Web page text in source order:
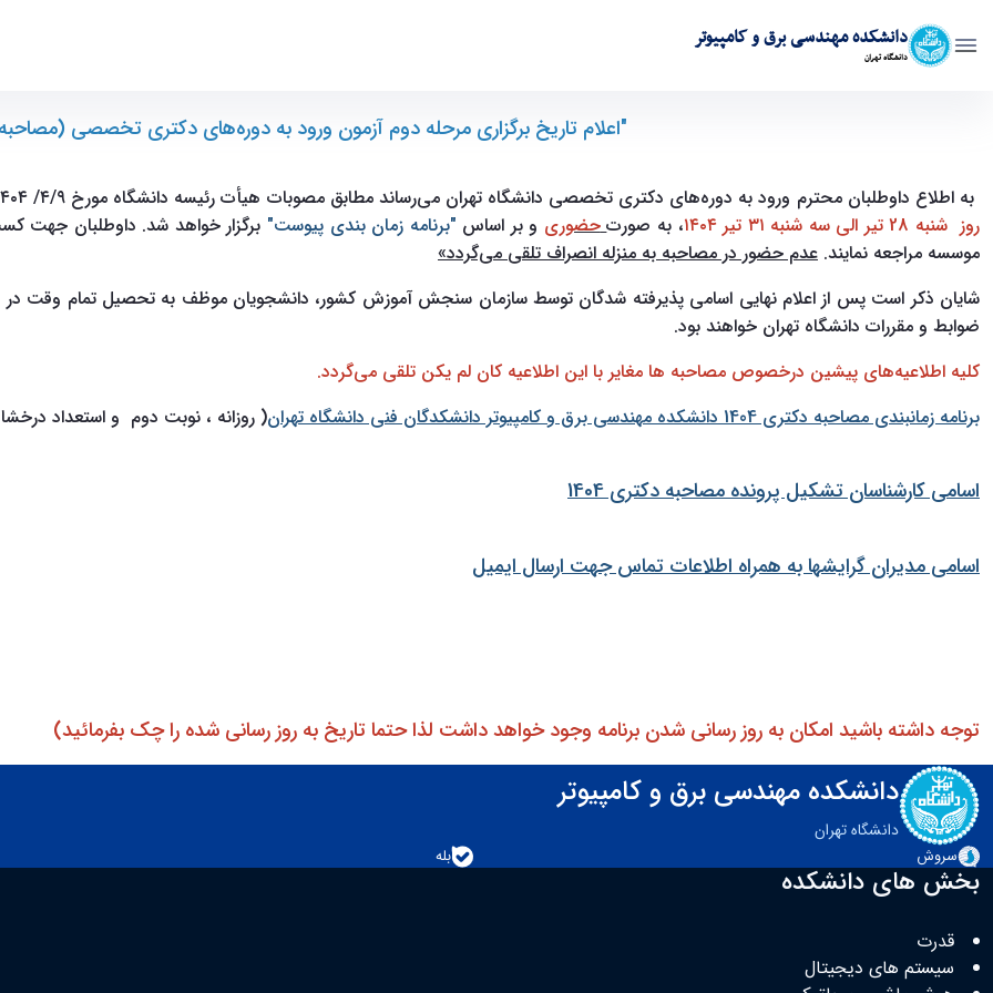
دانشکده مهندسی برق و کامپیوتر
دانشگاه تهران
"اعلام تاریخ برگزاری مرحله دوم آزمون ورود به دوره‌های دکتری تخصصی (مصاحبه) دانشگاه تهران" - ece- دانشکده مهندسی برق و کامپیوتر
"اعلام تاریخ برگزاری مرحله دوم آزمون ورود به دوره‌های دکتری تخصصی
به اطلاع داوطلبان محترم ورود به دوره‌های دکتری تخصصی دانشگاه تهران می‌رساند مطابق مصوبات هیأت رئیسه دانشگاه مورخ ۴/۹/ ۱۴۰۴، مرحله دوم آزمون (مصاحبه‌ها دانشکده مهندسی برق و کامپیوتر) از
روز شنبه 28 تیر الی سه شنبه ۳۱ تیر ۱۴۰۴ ، به صورت حضوری و بر اساس "برنامه زمان بندی پیوست" برگزار خواهد شد. داوطلبان جهت
‏موسسه‬ مراجعه نمایند. عدم حضور در مصاحبه به منزله انصراف تلقیمی‌گردد»
شایان ذکر است پس از اعلام نهایی اسامی پذیرفته شدگان توسط سازمان سنجش آموزش کشور، دانشجویان موظف به تحصیل تمام
ضوابط و مقررات دانشگاه تهران خواهند بود.
کلیه اطلاعیه‌های پیشین درخصوص مصاحبه ‌ها مغایر با این اطلاعیه کان لم یکن تلقی می‌گردد.
برنامه زمانبندی مصاحبه دکتری 1404 دانشکده مهندسی برق و کامپیوتر دانشکدگان فنی دانشگاه تهران
( روزانه ، نوبت دوم و استعداد
اسامی کارشناسان تشکیل پرونده مصاحبه دکتری 1404
اسامی مدیران گرایشها به همراه اطلاعات تماس جهت ارسال ایمیل
توجه داشته باشید امکان به روز رسانی شدن برنامه وجود خواهد داشت لذا حتما تاریخ به روز رسانی شده را چک بفرمائید)
دانشکده مهندسی برق و کامپیوتر
دانشگاه تهران
سروش
بله
بخش های دانشکده
قدرت
سیستم های دیجیتال